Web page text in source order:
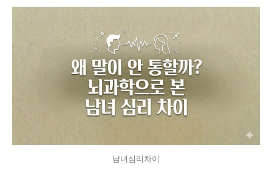
남녀심리차이